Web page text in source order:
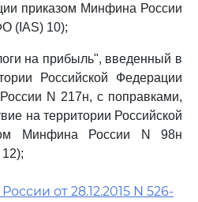
приказом Минфина России
(IAS) 10);
на прибыль", введенный в
Российской Федерации
N 217н, с поправками,
на территории Российской
Минфина России N 98н
от 28.12.2015 N 526-